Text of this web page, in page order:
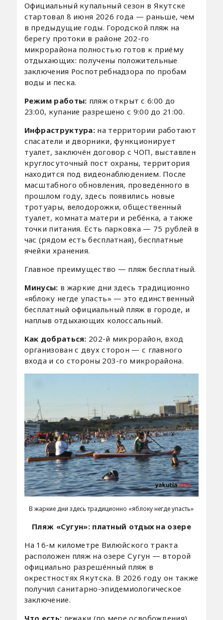
Официальный купальный сезон в Якутске
стартовал 8 июня 2026 года — раньше, чем
в предыдущие годы. Городской пляж на
берегу протоки в районе 202-го
микрорайона полностью готов к приёму
отдыхающих: получены положительные
заключения Роспотребнадзора по пробам
воды и песка.
Режим работы: пляж открыт с 6:00 до
23:00, купание разрешено с 9:00 до 21:00.
Инфраструктура: на территории работают
спасатели и дворники, функционирует
туалет, заключён договор с ЧОП, выставлен
круглосуточный пост охраны, территория
находится под видеонаблюдением. После
масштабного обновления, проведённого в
прошлом году, здесь появились новые
тротуары, велодорожки, общественный
туалет, комната матери и ребёнка, а также
точки питания. Есть парковка — 75 рублей в
час (рядом есть бесплатная), бесплатные
ячейки хранения.
Главное преимущество — пляж бесплатный.
Минусы: в жаркие дни здесь традиционно
«яблоку негде упасть» — это единственный
бесплатный официальный пляж в городе, и
наплыв отдыхающих колоссальный.
Как добраться: 202-й микрорайон, вход
организован с двух сторон — с главного
входа и со стороны 203-го микрорайона.
В жаркие дни здесь традиционно «яблоку негде упасть»
Пляж «Сугун»: платный отдых на озере
На 16-м километре Вилюйского тракта
расположен пляж на озере Сугун — второй
официально разрешённый пляж в
окрестностях Якутска. В 2026 году он также
получил санитарно-эпидемиологическое
заключение.